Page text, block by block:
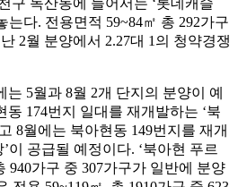
구 독산동에 들어서는 ‘롯데캐슬
는다. 전용면적 59~84㎡ 총 292가구
2월 분양에서 2.27대 1의 청약경쟁
5월과 8월 2개 단지의 분양이 예
동 174번지 일대를 재개발하는 ‘북
8월에는 북아현동 149번지를 재개
이 공급될 예정이다. ‘북아현 푸르
940가구 중 307가구가 일반에 분양